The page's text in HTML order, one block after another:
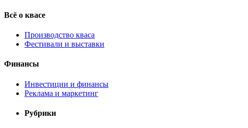
Всё о квасе
Производство кваса
Фестивали и выставки
Финансы
Инвестиции и финансы
Реклама и маркетинг
Рубрики